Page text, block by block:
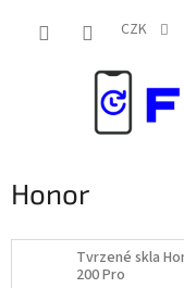
CZK
Honor
Tvrzené skla
200 Pro